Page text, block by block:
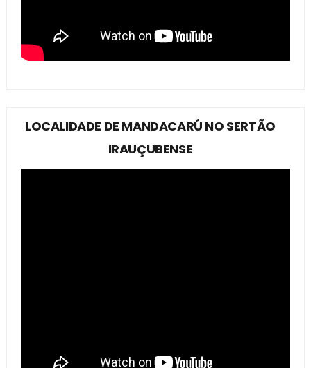
LOCALIDADE DE MANDACARÚ NO SERTÃO
IRAUÇUBENSE